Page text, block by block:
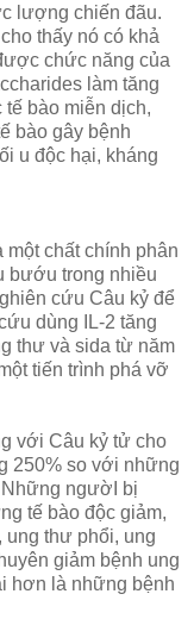
lượng chiến đãu.
thấy nó có khả
chức năng của
làm tăng
bào miễn dịch,
bào gây bệnh
u độc hại, kháng
một chất chính phân
bướu trong nhiều
cứu Câu kỷ để
dùng IL-2 tăng
thư và sida từ năm
tiến trình phá vỡ
với Câu kỷ tử cho
250% so với những
ngườI bị
tế bào độc giảm,
ung thư phổi, ung
giảm bệnh ung
hơn là những bệnh